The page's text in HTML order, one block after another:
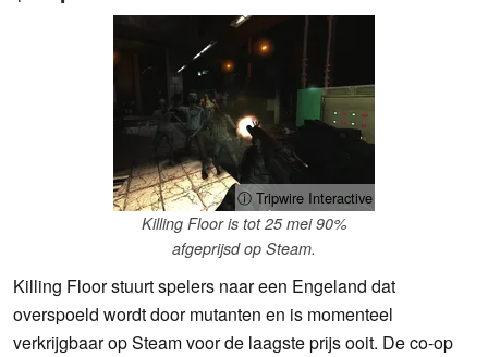
ⓘ Tripwire Interactive
Killing Floor is tot 25 mei 90%
afgeprijsd op Steam.
Killing Floor stuurt spelers naar een Engeland dat
overspoeld wordt door mutanten en is momenteel
verkrijgbaar op Steam voor de laagste prijs ooit. De co-op